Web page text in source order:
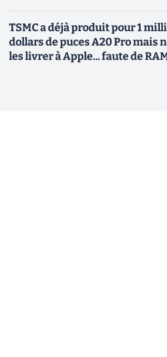
TSMC a déjà produit pour 1
dollars de puces A20 Pro mais
les livrer à Apple... faute de